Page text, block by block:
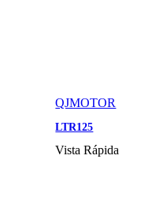
QJMOTOR
LTR125
Vista Rápida